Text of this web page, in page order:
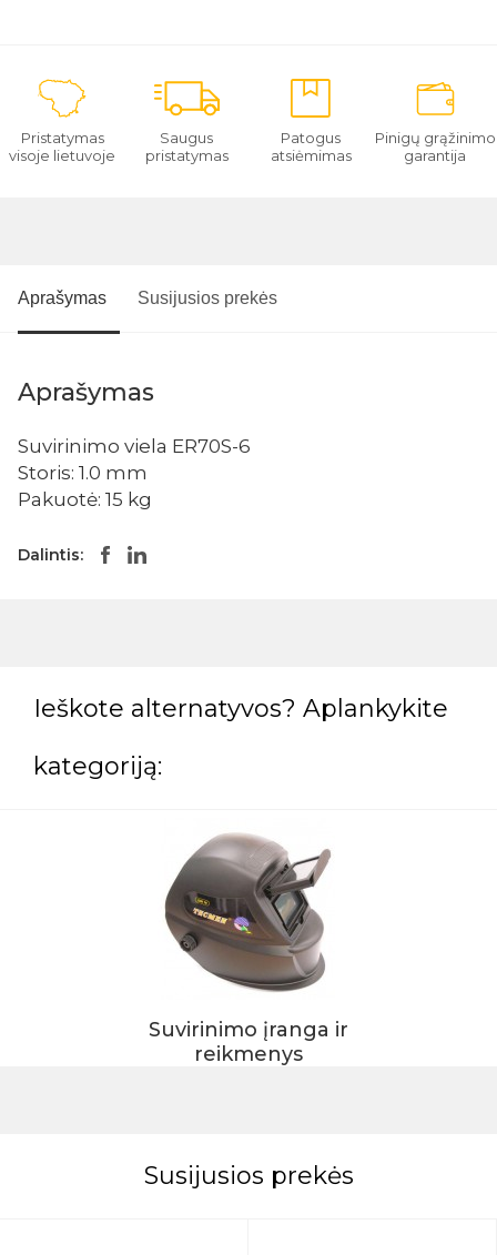
Pristatymas
visoje lietuvoje
Saugus
pristatymas
Patogus
atsiėmimas
Pinigų grąžinimo
garantija
Aprašymas Susijusios prekės
Aprašymas
Suvirinimo viela ER70S-6
Storis: 1.0 mm
Pakuotė: 15 kg
Dalintis:
Ieškote alternatyvos? Aplankykite
kategoriją:
Suvirinimo įranga ir
reikmenys
Susijusios prekės